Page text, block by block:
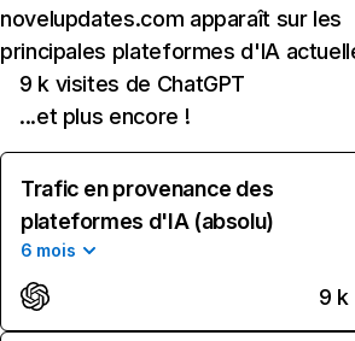
novelupdates.com apparaît sur les
principales plateformes d'IA
9 k visites de ChatGPT
...et plus encore !
Trafic en provenance des
plateformes d'IA (absolu)
6 mois
9 k